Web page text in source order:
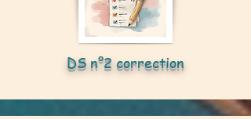
DS n°2 correction